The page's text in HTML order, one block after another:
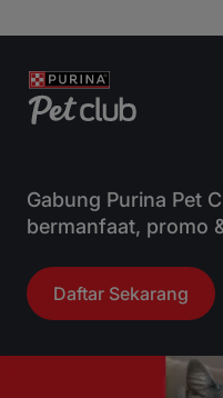
Gabung Purina Pet
bermanfaat, promo
Daftar Sekarang